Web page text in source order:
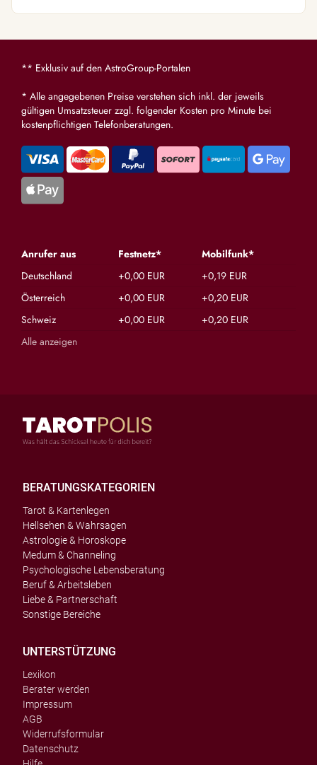
** Exklusiv auf den AstroGroup-Portalen
* Alle angegebenen Preise verstehen sich inkl. der jeweils
gültigen Umsatzsteuer zzgl. folgender Kosten pro Minute bei
kostenpflichtigen Telefonberatungen.
Anrufer aus Festnetz*
Mobilfunk*
Deutschland
+0,00 EUR
+0,19 EUR
Österreich
+0,00 EUR
+0,20 EUR
Schweiz
+0,00 EUR
+0,20 EUR
Alle anzeigen
BERATUNGSKATEGORIEN
Tarot & Kartenlegen
Hellsehen & Wahrsagen
Astrologie & Horoskope
Medum & Channeling
Psychologische Lebensberatung
Beruf & Arbeitsleben
Liebe & Partnerschaft
Sonstige Bereiche
UNTERSTÜTZUNG
Lexikon
Berater werden
Impressum
AGB
Widerrufsformular
Datenschutz